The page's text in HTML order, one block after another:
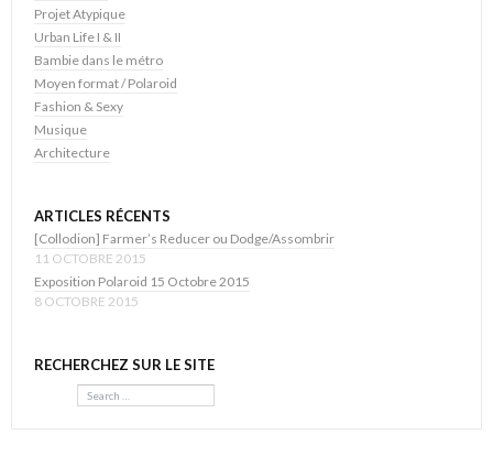
Projet Atypique
Urban Life I & II
Bambie dans le métro
Moyen format / Polaroid
Fashion & Sexy
Musique
Architecture
ARTICLES RÉCENTS
[Collodion] Farmer’s Reducer ou Dodge/Assombrir
11 OCTOBRE 2015
Exposition Polaroid 15 Octobre 2015
8 OCTOBRE 2015
RECHERCHEZ SUR LE SITE
Search